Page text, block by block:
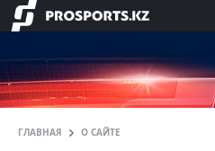
ГЛАВНАЯ О САЙТЕ